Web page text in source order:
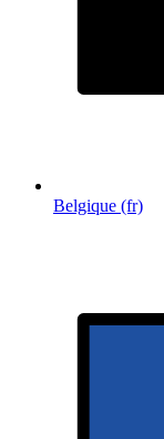
Belgique (fr)